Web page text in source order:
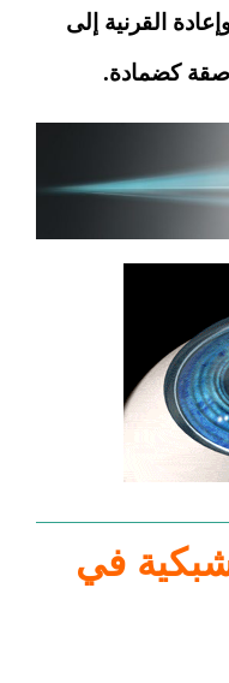
القرنية إلى
كضمادة.
في